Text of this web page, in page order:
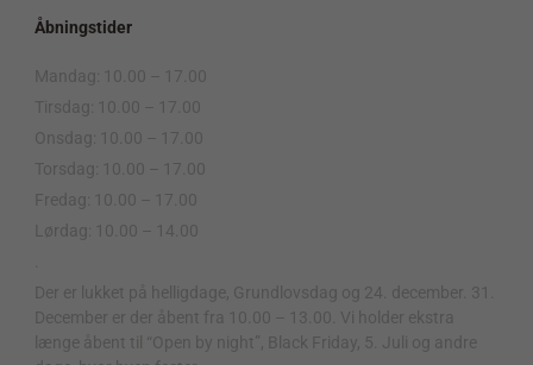
Åbningstider
Mandag: 10.00 – 17.00
Tirsdag: 10.00 – 17.00
Onsdag: 10.00 – 17.00
Torsdag: 10.00 – 17.00
Fredag: 10.00 – 17.00
Lørdag: 10.00 – 14.00
Der er lukket på helligdage, Grundlovsdag og 24. december. 31.
December er der åbent fra 10.00 – 13.00. Vi holder ekstra
længe åbent til “Open by night”, Black Friday, 5. Juli og andre